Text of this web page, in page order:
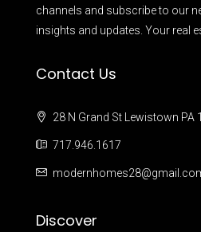
channels and subscribe to our
insights and updates. Your real
Contact Us
28 N Grand St Lewistown PA
717.946.1617
Discover